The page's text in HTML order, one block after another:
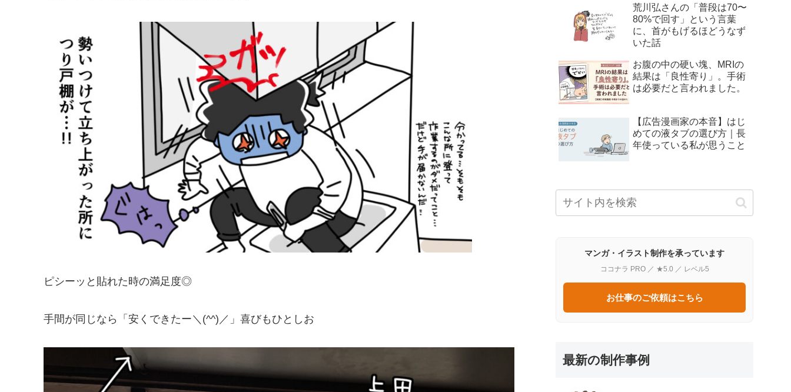
ピシーッと貼れた時の満足度◎
手間が同じなら「安くできたー＼(^^)／」喜びもひとしお
荒川弘さんの「普段は70〜
80%で回す」という言葉
に、首がもげるほどうなず
いた話
お腹の中の硬い塊、MRIの
結果は「良性寄り」。手術
は必要だと言われました。
【広告漫画家の本音】はじ
めての液タブの選び方｜長
年使っている私が思うこと
マンガ・イラスト制作を承っています
ココナラ PRO ／ ★5.0 ／ レベル5
お仕事のご依頼はこちら
最新の制作事例